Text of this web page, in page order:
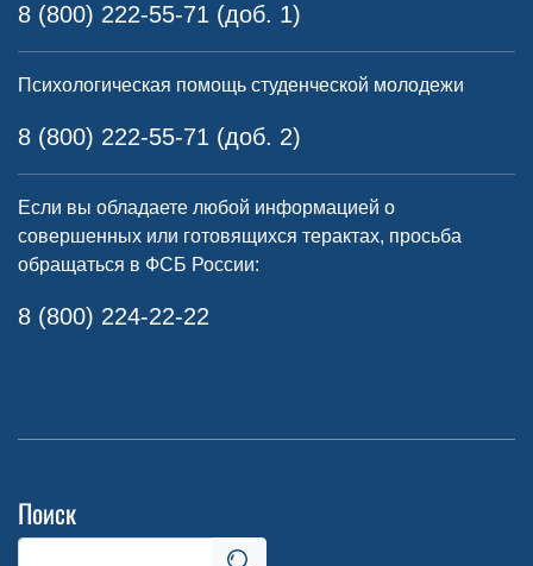
8 (800) 222-55-71 (доб. 1)
Психологическая помощь студенческой молодежи
8 (800) 222-55-71 (доб. 2)
Если вы обладаете любой информацией о
совершенных или готовящихся терактах, просьба
обращаться в ФСБ России:
8 (800) 224-22-22
Поиск